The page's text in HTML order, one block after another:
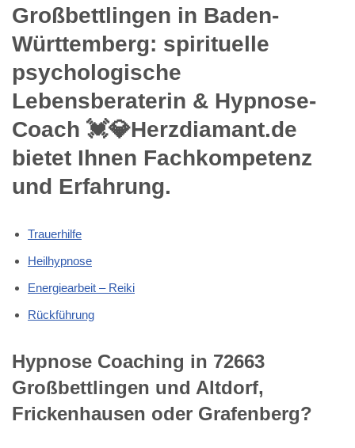
Großbettlingen in Baden-
Württemberg: spirituelle
psychologische
Lebensberaterin & Hypnose-
Coach 💓️💎Herzdiamant.de
bietet Ihnen Fachkompetenz
und Erfahrung.
Trauerhilfe
Heilhypnose
Energiearbeit – Reiki
Rückführung
Hypnose Coaching in 72663
Großbettlingen und Altdorf,
Frickenhausen oder Grafenberg?